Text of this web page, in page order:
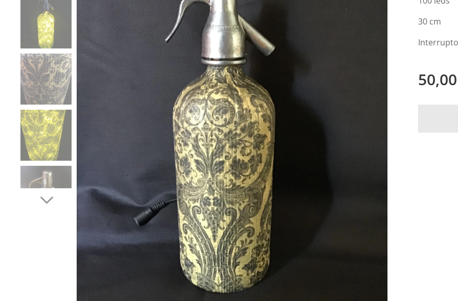
30 cm
50,00